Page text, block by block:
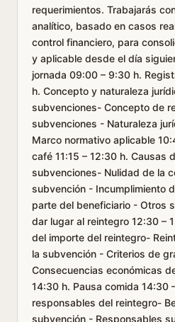
requerimientos. Trabajarás
analítico, basado en casos
control financiero, para
y aplicable desde el día
jornada 09:00 – 9:30 h.
h. Concepto y naturaleza
subvenciones- Concepto de
subvenciones - Naturaleza
Marco normativo aplicable
café 11:15 – 12:30 h. Causas
subvenciones- Nulidad de la
subvención - Incumplimiento
parte del beneficiario - Otros
dar lugar al reintegro 12:30 –
del importe del reintegro-
la subvención - Criterios de
Consecuencias económicas
14:30 h. Pausa comida 14:30
responsables del reintegro-
subvención - Responsables